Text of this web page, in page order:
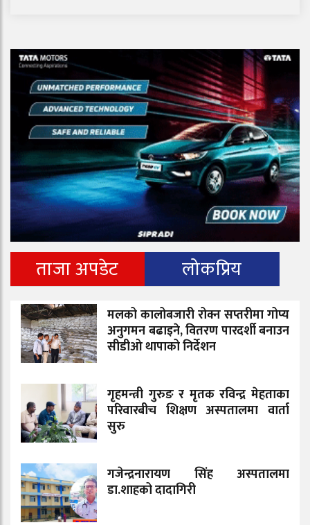
ताजा अपडेट लोकप्रिय
मलको कालोबजारी रोक्न सप्तरीमा गोप्य
अनुगमन बढाइने, वितरण पारदर्शी बनाउन
सीडीओ थापाको निर्देशन
गृहमन्त्री गुरुङ र मृतक रविन्द्र मेहताका
परिवारबीच शिक्षण अस्पतालमा वार्ता
सुरु
गजेन्द्रनारायण सिंह अस्पतालमा
डा.शाहको दादागिरी